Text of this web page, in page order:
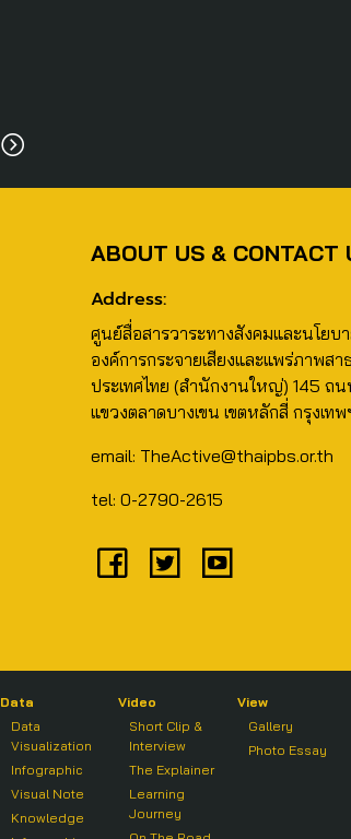
ABOUT US & CONTACT
Address:
ศูนย์สื่อสารวาระทางสังคมและนโยบ
องค์การกระจายเสียงและแพร่ภาพส
ประเทศไทย (สำนักงานใหญ่) 145 ถ
แขวงตลาดบางเขน เขตหลักสี่ กรุงเทพ
email: TheActive@thaipbs.or.th
tel: 0-2790-2615
Data
Data
Visualization
Infographic
Visual Note
Knowledge
Video
Short Clip &
Interview
The Explainer
Learning
Journey
View
Gallery
Photo Essay